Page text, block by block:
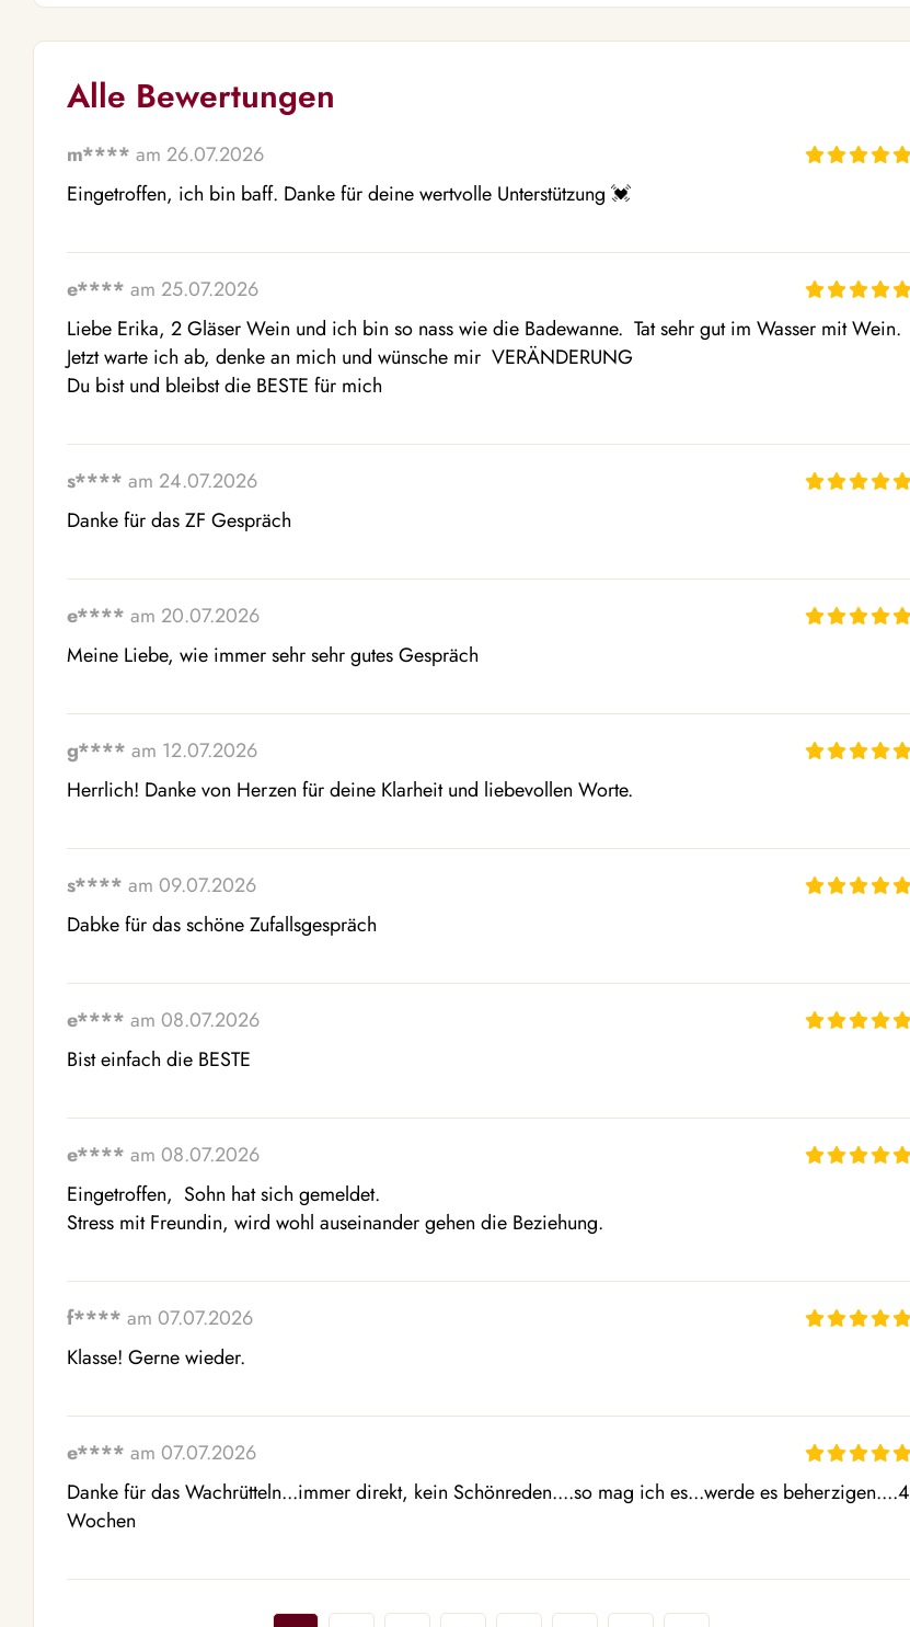
Alle Bewertungen
m**** am 26.07.2026
Eingetroffen, ich bin baff. Danke für deine wertvolle Unterstützung 💓
e**** am 25.07.2026
Liebe Erika, 2 Gläser Wein und ich bin so nass wie die Badewanne.  Tat sehr gut im Wasser mit Wein.
Jetzt warte ich ab, denke an mich und wünsche mir  VERÄNDERUNG
Du bist und bleibst die BESTE für mich
s**** am 24.07.2026
Danke für das ZF Gespräch
e**** am 20.07.2026
Meine Liebe, wie immer sehr sehr gutes Gespräch
g**** am 12.07.2026
Herrlich! Danke von Herzen für deine Klarheit und liebevollen Worte.
s**** am 09.07.2026
Dabke für das schöne Zufallsgespräch
e**** am 08.07.2026
Bist einfach die BESTE
e**** am 08.07.2026
Eingetroffen,  Sohn hat sich gemeldet.
Stress mit Freundin, wird wohl auseinander gehen die Beziehung.
f**** am 07.07.2026
Klasse! Gerne wieder.
e**** am 07.07.2026
Danke für das Wachrütteln...immer direkt, kein Schönreden....so mag ich es...werde es beherzigen....4
Wochen